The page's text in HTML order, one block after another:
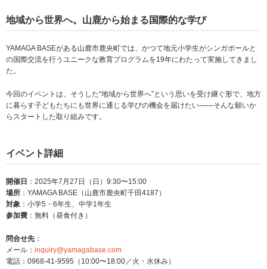
地域から世界へ。山鹿から始まる国際的な学び
YAMAGA BASEがある山鹿市鹿央町では、かつて地元小学生がシンガポールと
の国際交流を行うユニークな教育プログラムを19年にわたって実施してきまし
た。
今回のイベントは、そうした“地域から世界へ”という思いを受け継ぐ形で、地方
に暮らす子どもたちにも世界に通じる学びの機会を届けたい——そんな願いか
らスタートした取り組みです。
イベント詳細
開催日 ：2025年7月27日（日）9:30〜15:00
場所 ：YAMAGA BASE（山鹿市鹿央町千田4187）
対象 ：小学5・6年生、中学1年生
参加費 ：無料（昼食付き）
問合せ先 ：
メール： inquiry@yamagabase.com
電話：0968-41-9595（10:00〜18:00／火・水休み）